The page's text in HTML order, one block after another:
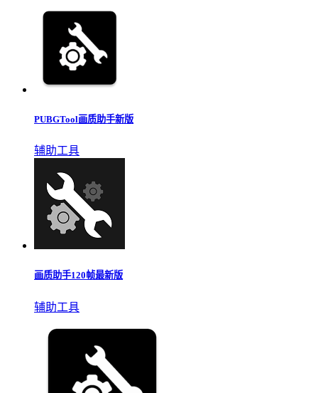
PUBGTool画质助手新版
辅助工具
画质助手120帧最新版
辅助工具